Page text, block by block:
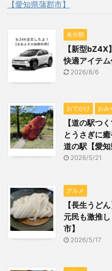
【愛知県蒲郡市】
未分類
【新型
快適アイテム
2026/8/6
おでかけ おみ
【道の駅つ
とうさぎに
道の駅【愛知
2026/5/21
グルメ
【長生うど
元民も激推
市】
2026/5/17